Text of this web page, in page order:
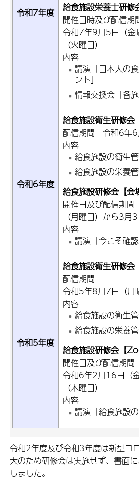
令和7年度
給食施設栄養士研
開催日時及び配信期
令和7年9月5日（
（火曜日）
内容
講演「日本人の
ント」
情報交換会「各
令和6年度
給食施設衛生研修
配信期間 令和6年6
内容
給食施設の衛生
給食施設の栄養
給食施設研修会【
開催日及び配信期
（月曜日）から3月
内容
講演「今こそ確
令和5年度
給食施設衛生研修
配信期間
令和5年8月7日（月
内容
給食施設の衛生
給食施設の栄養
給食施設研修会【
開催日及び配信期間
令和6年2月16日（
（木曜日）
内容
講演「給食施設
令和2年度及び令和3年度は新型コ
大のため研修会は実施せず、書面
しました。